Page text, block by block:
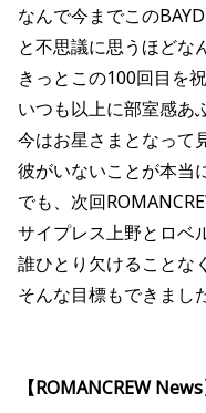
なんで今までこの
と不思議に思うほどな
きっとこの100回目を
いつも以上に部室感あ
今はお星さまとなって
彼がいないことが本当
でも、次回
サイプレス上野とロベ
誰ひとり欠けることな
そんな目標もできました
【ROMANCREW News